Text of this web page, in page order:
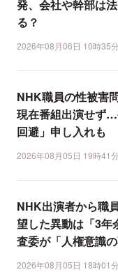
発、会社や幹部は
る？
2026年08月06日 10時35分
NHK職員の性被害
現在番組出演せず
回避」申し入れも
2026年08月05日 19時41分
NHK出演者から職
望した異動は「3
査委が「人権意識
2026年08月05日 18時01分